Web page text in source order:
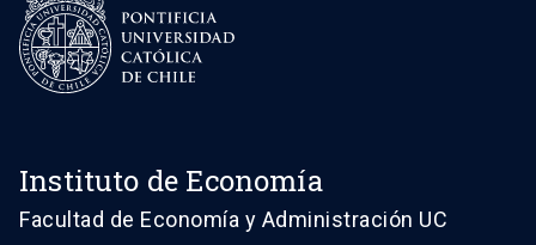
Instituto de Economía
Facultad de Economía y Administración UC